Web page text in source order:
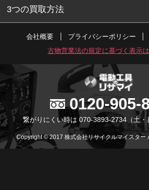
3つの買取方法
会社概要 プライバシーポリシー
古物営業法の規定に基づく表示
0120-905-
繋がりにくい時は 070-3893-2734 （土
Copyright © 2017 株式会社リサイクルマイスター